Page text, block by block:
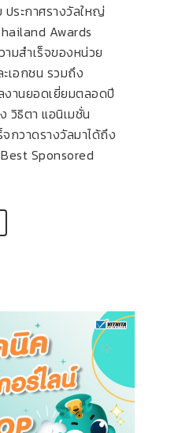
ประกาศรางวัลใหญ่
Awards
ามสำเร็จของหน่วย
เอกชน รวมถึง
านยอดเยี่ยมตลอดปี
วิธิตา แอนิเมชั่น
จกวาดรางวัลมาได้ถึง
Sponsored